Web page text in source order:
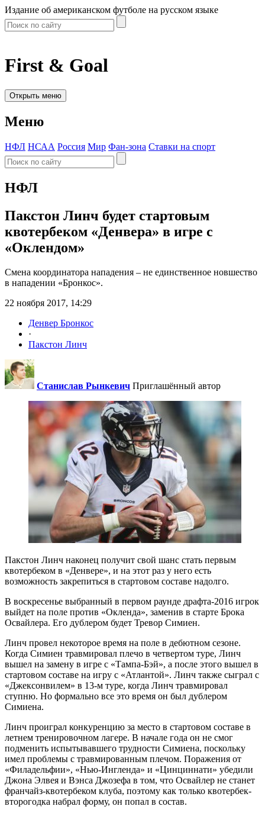
Издание об американском футболе на русском языке
First & Goal
Открыть меню
Меню
НФЛ НСАА Россия Мир Фан-зона Ставки на спорт
НФЛ
Пакстон Линч будет стартовым
квотербеком «Денвера» в игре с
«Оклендом»
Смена координатора нападения – не единственное новшество
в нападении «Бронкос».
22 ноября 2017, 14:29
Денвер Бронкос
·
Пакстон Линч
Станислав Рынкевич Приглашённый автор
Пакстон Линч наконец получит свой шанс стать первым
квотербеком в «Денвере», и на этот раз у него есть
возможность закрепиться в стартовом составе надолго.
В воскресенье выбранный в первом раунде драфта-2016 игрок
выйдет на поле против «Окленда», заменив в старте Брока
Освайлера. Его дублером будет Тревор Симиен.
Линч провел некоторое время на поле в дебютном сезоне.
Когда Симиен травмировал плечо в четвертом туре, Линч
вышел на замену в игре с «Тампа-Бэй», а после этого вышел в
стартовом составе на игру с «Атлантой». Линч также сыграл с
«Джексонвилем» в 13-м туре, когда Линч травмировал
ступню. Но формально все это время он был дублером
Симиена.
Линч проиграл конкуренцию за место в стартовом составе в
летнем тренировочном лагере. В начале года он не смог
подменить испытывавшего трудности Симиена, поскольку
имел проблемы с травмированным плечом. Поражения от
«Филадельфии», «Нью-Ингленда» и «Цинциннати» убедили
Джона Элвея и Вэнса Джозефа в том, что Освайлер не станет
франчайз-квотербеком клуба, поэтому как только квотербек-
второгодка набрал форму, он попал в состав.